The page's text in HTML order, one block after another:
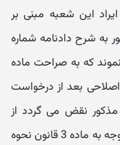
این شعبه مبنی بر
به شرح دادنامه شماره
نموند که به صراحت ماده
اصلاحی بعد از درخواست
مذکور نقض می گردد از
طرف دیگر از آنجا که صدور حکم حبس با توجه به ماده 3 قانون نحوه